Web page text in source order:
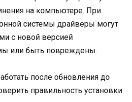
на компьютере. При
системы драйверы могут
с новой версией
или быть повреждены.
после обновления до
правильность установки